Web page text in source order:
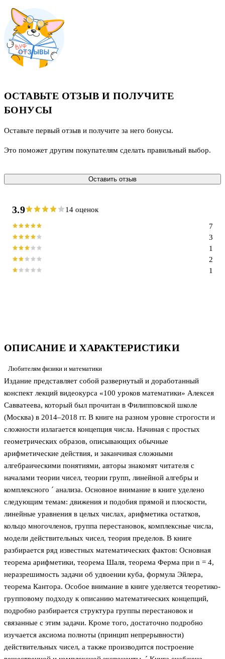
ОПИСАНИЕ И ХАРАКТЕРИСТИКИ
Любителям физики и математики
Издание представляет собой развернутый и доработанный
конспект лекций видеокурса «100 уроков математики» Алексея
Савватеева, который был прочитан в Филипповской школе
(Москва) в 2014–2018 гг. В книге на разном уровне строгости и
сложности излагается концепция числа. Начиная с простых
геометрических образов, описывающих обычные
арифметические действия, и заканчивая сложными
алгебраическими понятиями, авторы знакомят читателя с
началами теории чисел, теории групп, линейной алгебры и
комплeксного ´ анализа. Основное внимание в книге уделено
следующим темам: движения и подобия прямой и плоскости,
линейные уравнения в целых числах, арифметика остатков,
кольцо многочленов, группа перестановок, комплeксные числа,
модели действительных чисел, теория пределов. В книге
разбирается ряд известных математических фактов: Основная
теорема арифметики, теорема Шаля, теорема Ферма при n = 4,
неразрешимость задачи об удвоении куба, формула Эйлера,
теорема Кантора. Особое внимание в книге уделяется теоретико-
групповому подходу к описанию математических концепций,
подробно разбирается структура группы перестановок и
связанные с этим задачи. Кроме того, достаточно подробно
изучается аксиома полноты (принцип непрерывности)
действительных чисел, а также производится построение
ОСТАВЬТЕ ОТЗЫВ И ПОЛУЧИТЕ
БОНУСЫ
Оставьте первый отзыв и получите за него бонусы.
Это поможет другим покупателям сделать правильный выбор.
Оставить отзыв
3.9 14 оценок
1
2
1
3
7